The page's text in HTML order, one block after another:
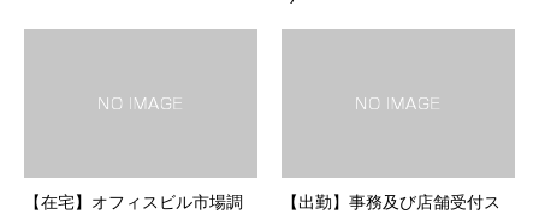
【在宅】オフィスビル市場調
【出勤】事務及び店舗受付ス